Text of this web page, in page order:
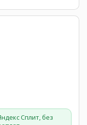
Сплит, без